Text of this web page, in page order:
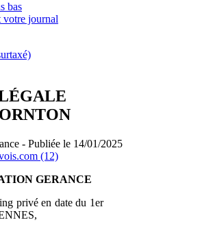
bas
votre journal
- Publiée le 14/01/2025
(12)
GERANCE
privé en date du 1er